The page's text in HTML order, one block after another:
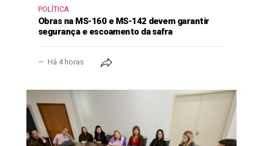
POLÍTICA
Obras na MS-160 e MS-142 devem garantir
segurança e escoamento da safra
Há 4 horas